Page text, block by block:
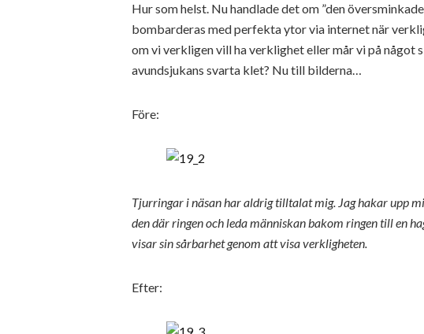
Hur som helst. Nu handlade det om ”den
bombarderas med perfekta ytor via internet när
om vi verkligen vill ha verklighet eller mår vi på något
avundsjukans svarta klet? Nu till bilderna…
Före:
Tjurringar i näsan har aldrig tilltalat mig. Jag hakar upp
den där ringen och leda människan bakom ringen till en
visar sin sårbarhet genom att visa verkligheten.
Efter: